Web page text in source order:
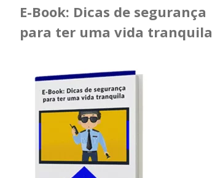
E-Book: Dicas de segurança
para ter uma vida tranquila